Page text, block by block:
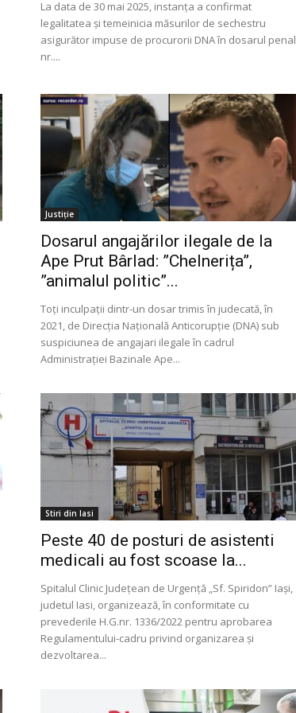
La data de 30 mai 2025, instanța a confirmat
legalitatea și temeinicia măsurilor de sechestru
asigurător impuse de procurorii DNA în dosarul penal
nr....
Justiție
Dosarul angajărilor ilegale de la
Ape Prut Bârlad: ”Chelnerița”,
”animalul politic”...
Toți inculpații dintr-un dosar trimis în judecată, în
2021, de Direcția Națională Anticorupție (DNA) sub
suspiciunea de angajari ilegale în cadrul
Administrației Bazinale Ape...
Stiri din Iasi
Peste 40 de posturi de asistenti
medicali au fost scoase la...
Spitalul Clinic Judeţean de Urgenţă „Sf. Spiridon” Iaşi,
judetul Iasi, organizează, în conformitate cu
prevederile H.G.nr. 1336/2022 pentru aprobarea
Regulamentului-cadru privind organizarea şi
dezvoltarea...